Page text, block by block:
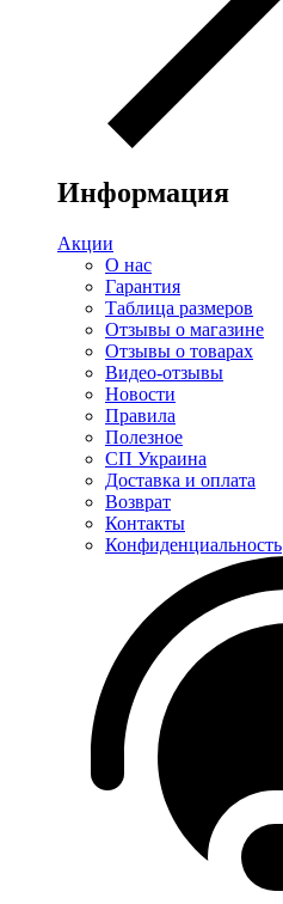
Информация
Акции
О нас
Гарантия
Таблица размеров
Отзывы о магазине
Отзывы о товарах
Видео-отзывы
Новости
Правила
Полезное
СП Украина
Доставка и оплата
Возврат
Контакты
Конфиденциальность